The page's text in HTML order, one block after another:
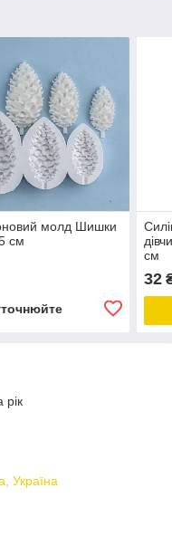
молд Шишки
см
см
32
рік
Україна